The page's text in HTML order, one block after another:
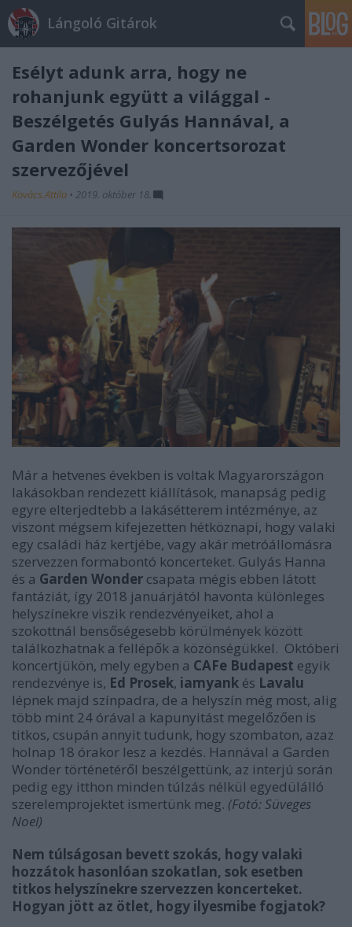
Lángoló Gitárok
Esélyt adunk arra, hogy ne
rohanjunk együtt a világgal -
Beszélgetés Gulyás Hannával, a
Garden Wonder koncertsorozat
szervezőjével
Kovács.Attila • 2019. október 18.
Már a hetvenes években is voltak Magyarországon
lakásokban rendezett kiállítások, manapság pedig
egyre elterjedtebb a lakásétterem intézménye, az
viszont mégsem kifejezetten hétköznapi, hogy valaki
egy családi ház kertjébe, vagy akár metróállomásra
szervezzen formabontó koncerteket. Gulyás Hanna
és a Garden Wonder csapata mégis ebben látott
fantáziát, így 2018 januárjától havonta különleges
helyszínekre viszik rendezvényeiket, ahol a
szokottnál bensőségesebb körülmények között
találkozhatnak a fellépők a közönségükkel. Októberi
koncertjükön, mely egyben a CAFe Budapest egyik
rendezvénye is, Ed Prosek, iamyank és Lavalu
lépnek majd színpadra, de a helyszín még most, alig
több mint 24 órával a kapunyitást megelőzően is
titkos, csupán annyit tudunk, hogy szombaton, azaz
holnap 18 órakor lesz a kezdés. Hannával a Garden
Wonder történetéről beszélgettünk, az interjú során
pedig egy itthon minden túlzás nélkül egyedülálló
szerelemprojektet ismertünk meg. (Fotó: Süveges
Noel)
Nem túlságosan bevett szokás, hogy valaki
hozzátok hasonlóan szokatlan, sok esetben
titkos helyszínekre szervezzen koncerteket.
Hogyan jött az ötlet, hogy ilyesmibe fogjatok?